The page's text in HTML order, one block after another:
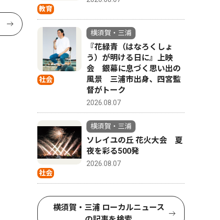
教育
社会
横須賀・三浦
『花緑青（はなろくしょ
う）が明ける日に』上映
会 銀幕に息づく思い出の
風景 三浦市出身、四宮監
督がトーク
2026.08.07
社会
横須賀・三浦
ソレイユの丘 花火大会 夏
夜を彩る500発
2026.08.07
横須賀・三浦 ローカルニュース